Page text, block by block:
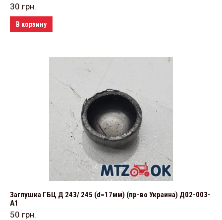
30 грн.
В корзину
Заглушка ГБЦ Д 243/ 245 (d=17мм) (пр-во Украина) Д02-003-
А1
50 грн.